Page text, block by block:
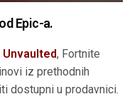
Epic-a.
Unvaulted, Fortnite
iz prethodnih
dostupni u prodavnici.